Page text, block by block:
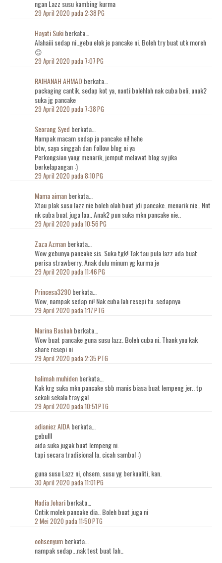
ngan Lazz susu kambing kurma
29 April 2020 pada 2:38 PG
Hayati Sukiberkata…
Alahaiii sedap ni..gebu elok je pancake ni. Boleh try buat utk moreh
😊
29 April 2020 pada 7:07 PG
RAIHANAH AHMAD berkata…
packaging cantik. sedap kot ya, nanti bolehlah nak cuba beli. anak2
suka jg pancake
29 April 2020 pada 7:38 PG
Seorang Syed berkata…
Nampak macam sedap ja pancake ni! hehe
btw, saya singgah dan follow blog ni ya
Perkongsian yang menarik, jemput melawat blog sy jika
berkelapangan :)
29 April 2020 pada 8:10 PG
Mama aimanberkata…
Xtau plak susu lazz nie boleh olah buat jdi pancake..menarik nie.. Nnt
nk cuba buat juga laa.. Anak2 pun suka mkn pancake nie..
29 April 2020 pada 10:56 PG
Zaza Azmanberkata…
Wow gebunya pancake sis. Suka tgk! Tak tau pula lazz ada buat
perisa strawberry. Anak dulu minum yg kurma je
29 April 2020 pada 11:46 PG
Princesa3290berkata…
Wow, nampak sedap ni! Nak cuba lah resepi tu. sedapnya
29 April 2020 pada 1:17 PTG
Marina Bashahberkata…
Wow buat pancake guna susu lazz. Boleh cuba ni. Thank you kak
share resepi ni
29 April 2020 pada 2:35 PTG
halimah muhidenberkata…
Kak krg suka mkn pancake sbb manis biasa buat lempeng jer.. tp
sekali sekala tray gal
29 April 2020 pada 10:51 PTG
adianiez AIDAberkata…
gebu!!!
aida suka jugak buat lempeng ni.
tapi secara tradisional la. cicah sambal :)
guna susu Lazz ni, ohsem. susu yg berkualiti, kan.
30 April 2020 pada 11:01 PG
Nadia Johariberkata…
Cntik molek pancake dia.. Boleh buat juga ni
2 Mei 2020 pada 11:50 PTG
oohsenyumberkata…
nampak sedap...nak test buat lah..